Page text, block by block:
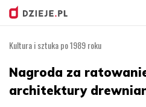
Kultura i sztuka po 1989 roku
Nagroda za
architektury